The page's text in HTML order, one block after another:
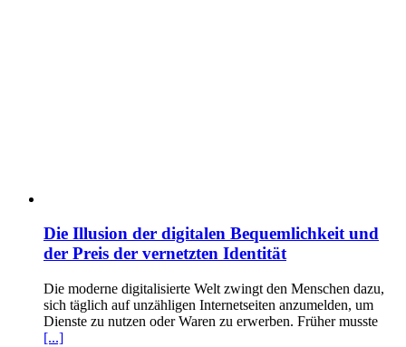
Die Illusion der digitalen Bequemlichkeit und
der Preis der vernetzten Identität
Die moderne digitalisierte Welt zwingt den Menschen dazu,
sich täglich auf unzähligen Internetseiten anzumelden, um
Dienste zu nutzen oder Waren zu erwerben. Früher musste
[...]